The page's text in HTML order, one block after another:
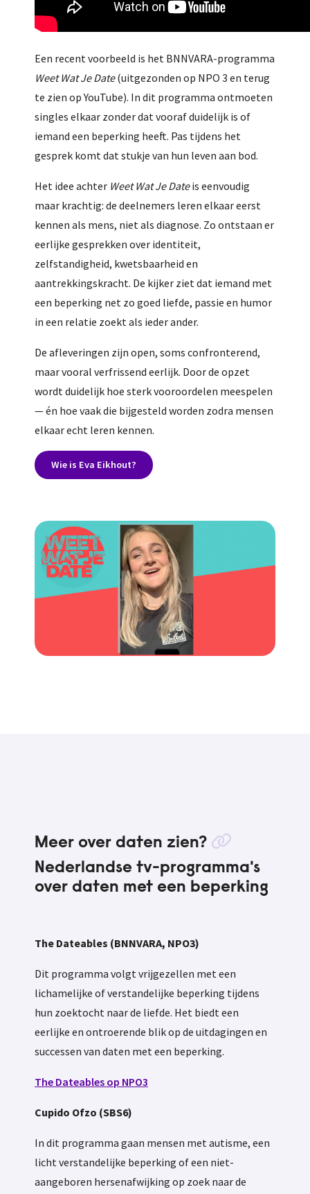
Een recent voorbeeld is het BNNVARA-programma
Weet Wat Je Date(uitgezonden op NPO 3 en terug
te zien op YouTube). In dit programma ontmoeten
singles elkaar zonder dat vooraf duidelijk is of
iemand een beperking heeft. Pas tijdens het
gesprek komt dat stukje van hun leven aan bod.
Het idee achter Weet Wat Je Dateis eenvoudig
maar krachtig: de deelnemers leren elkaar eerst
kennen als mens, niet als diagnose. Zo ontstaan er
eerlijke gesprekken over identiteit,
zelfstandigheid, kwetsbaarheid en
aantrekkingskracht. De kijker ziet dat iemand met
een beperking net zo goed liefde, passie en humor
in een relatie zoekt als ieder ander.
De afleveringen zijn open, soms confronterend,
maar vooral verfrissend eerlijk. Door de opzet
wordt duidelijk hoe sterk vooroordelen meespelen
— én hoe vaak die bijgesteld worden zodra mensen
elkaar echt leren kennen.
Wie is Eva Eikhout?
Meer over daten zien?
Nederlandse tv-programma's
over daten met een beperking
The Dateables (BNNVARA, NPO3)
Dit programma volgt vrijgezellen met een
lichamelijke of verstandelijke beperking tijdens
hun zoektocht naar de liefde. Het biedt een
eerlijke en ontroerende blik op de uitdagingen en
successen van daten met een beperking.
The Dateables op NPO3
Cupido Ofzo (SBS6)
In dit programma gaan mensen met autisme, een
licht verstandelijke beperking of een niet-
aangeboren hersenafwijking op zoek naar de